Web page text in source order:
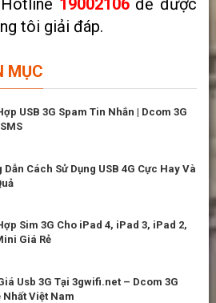
19002106để được
tôi giải đáp.
MỤC
USB 3G Spam Tin Nhắn | Dcom 3G
Dẫn Cách Sử Dụng USB 4G Cực Hay Và
Sim 3G Cho iPad 4, iPad 3, iPad 2,
Giá Rẻ
Usb 3G Tại 3gwifi.net – Dcom 3G
Nhất Việt Nam